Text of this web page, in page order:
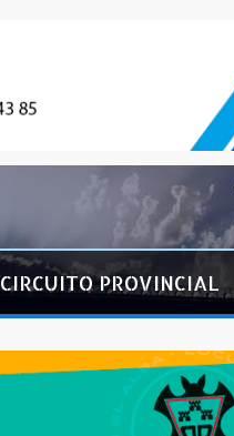
CIRCUITO PROVINCIAL